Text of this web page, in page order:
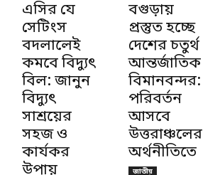
এসির যে
সেটিংস
বদলালেই
কমবে বিদ্যুৎ
বিল: জানুন
বিদ্যুৎ
সাশ্রয়ের
সহজ ও
কার্যকর
বগুড়ায়
প্রস্তুত হচ্ছে
দেশের চতুর্থ
আন্তর্জাতিক
বিমানবন্দর:
পরিবর্তন
আসবে
উত্তরাঞ্চলের
অর্থনীতিতে
জাতীয়